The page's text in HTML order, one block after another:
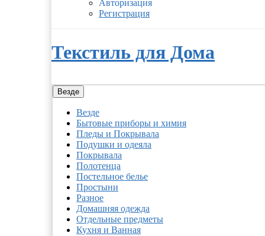
Авторизация
Регистрация
Текстиль для Дома
Везде
Везде
Бытовые приборы и химия
Пледы и Покрывала
Подушки и одеяла
Покрывала
Полотенца
Постельное белье
Простыни
Разное
Домашняя одежда
Отдельные предметы
Кухня и Ванная